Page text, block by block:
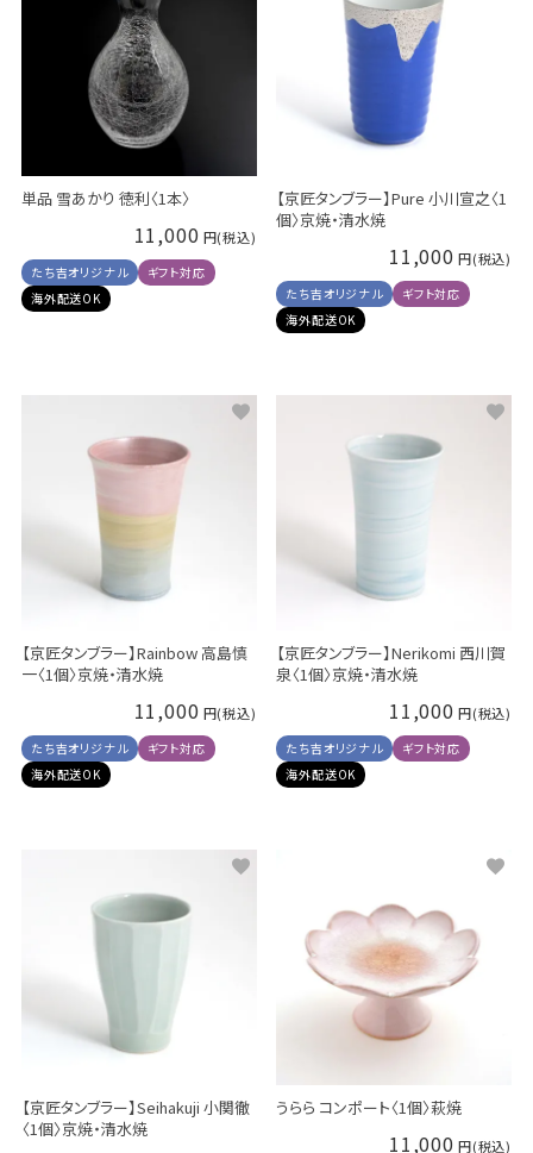
単品 雪あかり 徳利〈1本〉
11,000
たち吉オリジナル
ギフト対応
海外配送OK
【京匠タンブラー】Pure 小川宣之〈1
個〉京焼・清水焼
11,000
たち吉オリジナル
ギフト対応
海外配送OK
【京匠タンブラー】Rainbow 高島慎
一〈1個〉京焼・清水焼
11,000
たち吉オリジナル
ギフト対応
海外配送OK
【京匠タンブラー】Nerikomi 西川賀
泉〈1個〉京焼・清水焼
11,000
たち吉オリジナル
ギフト対応
海外配送OK
【京匠タンブラー】Seihakuji 小関徹
〈1個〉京焼・清水焼
うらら コンポート〈1個〉萩焼
11,000